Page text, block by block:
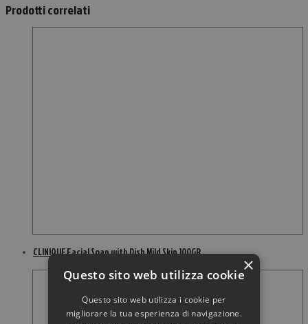
Prodotti correlati
CLINIQUE Facial Soap with Dish Mild Skin 100GR
×
Questo sito web utilizza cookie
Questo sito web utilizza i cookie per
migliorare la tua esperienza di navigazione.